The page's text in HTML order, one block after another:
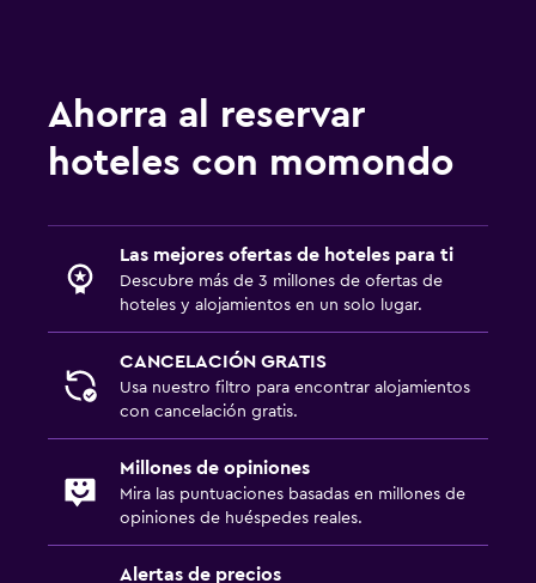
Ahorra al reservar
hoteles con momondo
Las mejores ofertas de hoteles para ti
Descubre más de 3 millones de ofertas de
hoteles y alojamientos en un solo lugar.
CANCELACIÓN GRATIS
Usa nuestro filtro para encontrar alojamientos
con cancelación gratis.
Millones de opiniones
Mira las puntuaciones basadas en millones de
opiniones de huéspedes reales.
Alertas de precios